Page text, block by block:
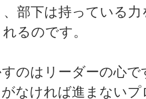
部下は持っている
るのです。
のはリーダーの心で
なければ進まない